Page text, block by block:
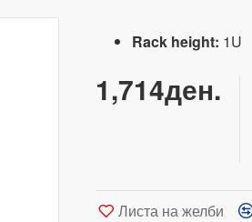
Rack height: 1U
1,714ден.
Листа на желби